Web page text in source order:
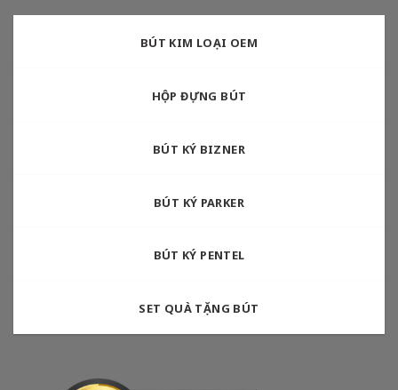
BÚT KIM LOẠI OEM
HỘP ĐỰNG BÚT
BÚT KÝ BIZNER
BÚT KÝ PARKER
BÚT KÝ PENTEL
SET QUÀ TẶNG BÚT